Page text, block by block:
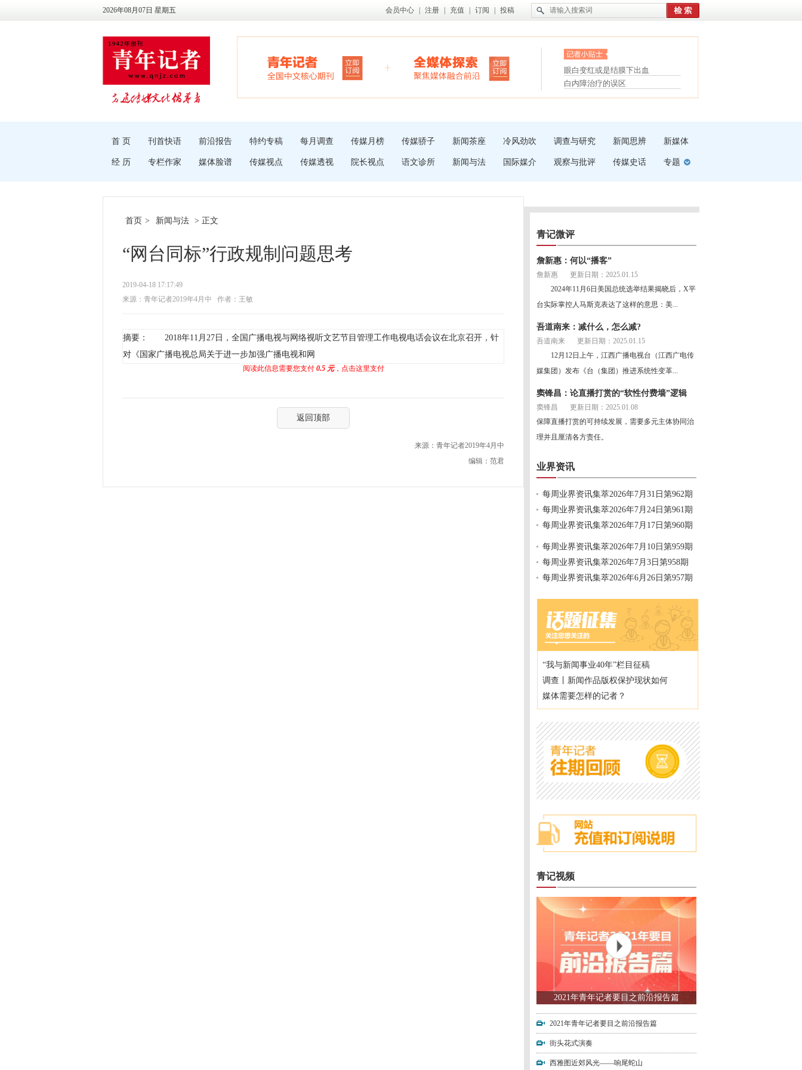
2026年08月07日 星期五 会员中心 注册 充值 订阅 投稿
眼白变红或是结膜下出血
“枝桠”“树桠”宜写成“枝...
夏天缓解疲劳有三招
护腰，摆脱六大坏习惯
首 页 刊首快语 前沿报告 特约专稿 每月调查 传媒月榜 传媒骄子 新闻茶座 冷风劲吹 调查与研究 新闻思辨 新媒体
经 历 专栏作家 媒体脸谱 传媒视点 传媒透视 院长视点 语文诊所 新闻与法 国际媒介 观察与批评 传媒史话 专题
首页 > 新闻与法 > 正文
“网台同标”行政规制问题思考
2019-04-18 17:17:49
来源：青年记者2019年4月中
作者：王敏
摘要： 2018年11月27日，全国广播电视与网络视听文艺节目管理工作电视电话会议在北京召开，针
对《国家广播电视总局关于进一步加强广播电视和网
阅读此信息需要您支付 0.5 元，点击这里支付
返回顶部
来源：青年记者2019年4月中
编辑：范君
青记微评
詹新惠：何以“播客”
詹新惠
更新日期：2025.01.15
2024年11月6日美国总统选举结果揭晓后，X平
台实际掌控人马斯克表达了这样的意思：美...
吾道南来：减什么，怎么减?
吾道南来
更新日期：2025.01.15
12月12日上午，江西广播电视台（江西广电传
媒集团）发布《台（集团）推进系统性变革...
窦锋昌：论直播打赏的“软性付费墙”逻辑
窦锋昌
更新日期：2025.01.08
保障直播打赏的可持续发展，需要多元主体协同治
理并且厘清各方责任。
业界资讯
每周业界资讯集萃2026年7月31日第962期
每周业界资讯集萃2026年7月24日第961期
每周业界资讯集萃2026年7月17日第960期
每周业界资讯集萃2026年7月10日第959期
每周业界资讯集萃2026年7月3日第958期
每周业界资讯集萃2026年6月26日第957期
“我与新闻事业40年”栏目征稿
调查丨新闻作品版权保护现状如何
媒体需要怎样的记者？
青记视频
2021年青年记者要目之前沿报告篇
2021年青年记者要目之前沿报告篇
街头花式演奏
西雅图近郊风光——响尾蛇山